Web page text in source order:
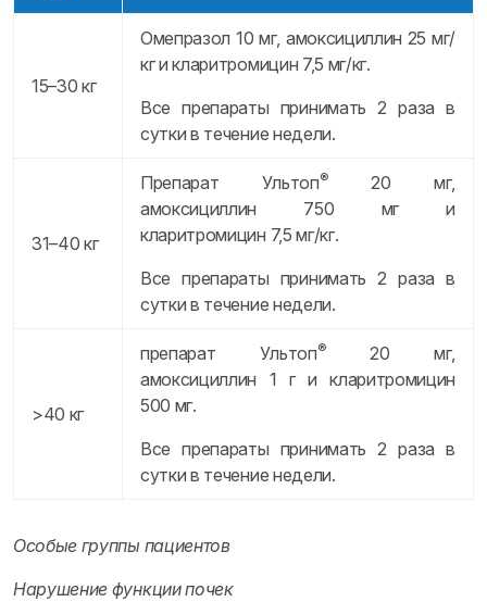
15–30 кг
Омепразол 10 мг, амоксициллин 25 мг/
кг и кларитромицин 7,5 мг/кг.
Все препараты принимать 2 раза в
сутки в течение недели.
31–40 кг
Препарат Ультоп®
20 мг,
амоксициллин 750 мг и
кларитромицин 7,5 мг/кг.
Все препараты принимать 2 раза в
сутки в течение недели.
>40 кг
препарат Ультоп®
20 мг,
амоксициллин 1 г и кларитромицин
500 мг.
Все препараты принимать 2 раза в
сутки в течение недели.
Особые группы пациентов
Нарушение функции почек